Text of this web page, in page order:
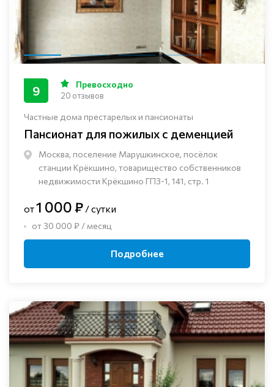
Частные дома престарелых и пансионаты
Пансионат для пожилых с деменцией
Москва, поселение Марушкинское, посёлок
станции Крёкшино, товарищество собственников
недвижимости Крёкшино ГПЗ-1, 141, стр. 1
9 Превосходно
20 отзывов
от1 000 ₽ / сутки
от 30 000 ₽ / месяц
Подробнее